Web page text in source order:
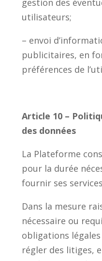
utilisateurs;
– envoi
publicitaires, en
préférences de
Article 10 –
des données
La Plateforme
pour la durée
fournir ses
Dans la mesure
nécessaire ou
obligations
régler des litiges,